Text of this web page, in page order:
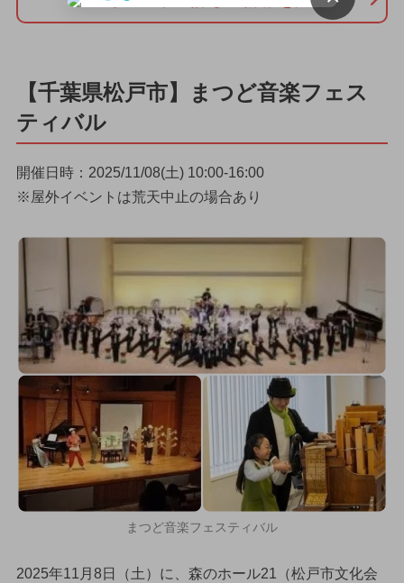
【千葉県松戸市】まつど音楽フェス
ティバル
開催日時：2025/11/08(土) 10:00-16:00
※屋外イベントは荒天中止の場合あり
まつど音楽フェスティバル
2025年11月8日（土）に、森のホール21（松戸市文化会